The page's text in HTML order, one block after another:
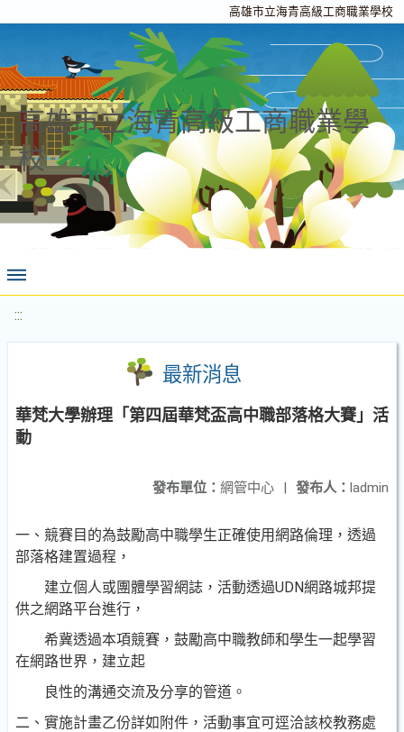
高雄市立海青高級工商職業學校
高雄市立海青高級工商職業學
校
:::
最新消息
華梵大學辦理「第四屆華梵盃高中職部落格大賽」活
動
發布人： ladmin
發布單位： 網管中心 |
一、競賽目的為鼓勵高中職學生正確使用網路倫理，透過
部落格建置過程，
建立個人或團體學習網誌，活動透過UDN網路城邦提
供之網路平台進行，
希冀透過本項競賽，鼓勵高中職教師和學生一起學習
在網路世界，建立起
良性的溝通交流及分享的管道。
二、實施計畫乙份詳如附件，活動事宜可逕洽該校教務處